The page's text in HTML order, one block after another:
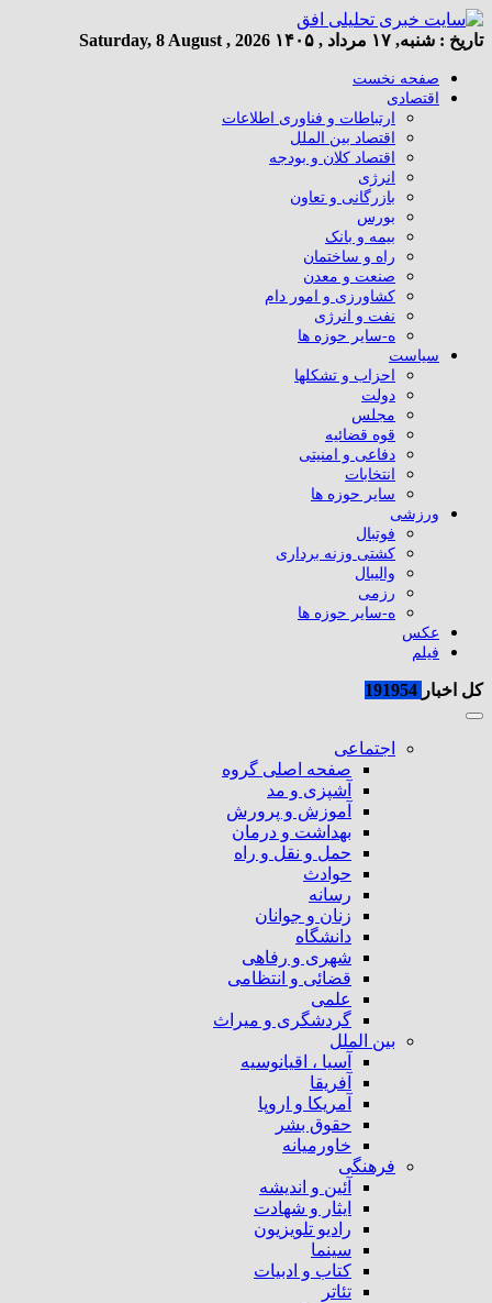
تاریخ : شنبه, ۱۷ مرداد , ۱۴۰۵ Saturday, 8 August , 2026
صفحه نخست
اقتصادی
ارتباطات و فناوری اطلاعات
اقتصاد بین الملل
اقتصاد کلان و بودجه
انرژی
بازرگانی و تعاون
بورس
بیمه و بانک
راه و ساختمان
صنعت و معدن
کشاورزی و امور دام
نفت و انرژی
ه-سایر حوزه ها
سیاست
احزاب و تشکلها
دولت
مجلس
قوه قضائیه
دفاعی و امنیتی
انتخابات
سایر حوزه ها
ورزشی
فوتبال
کشتی وزنه برداری
والیبال
رزمی
ه-سایر حوزه ها
عکس
فیلم
کل اخبار
اجتماعی
صفحه اصلی گروه
آشپزی و مد
آموزش و پرورش
بهداشت و درمان
حمل و نقل و راه
حوادث
رسانه
زنان و جوانان
دانشگاه
شهری و رفاهی
قضائی و انتظامی
علمی
گردشگری و میراث
بین الملل
آسیا ، اقیانوسیه
آفریقا
آمریکا و اروپا
حقوق بشر
خاورمیانه
فرهنگی
آئین و اندیشه
ایثار و شهادت
رادیو تلویزیون
سینما
کتاب و ادبیات
تئاتر